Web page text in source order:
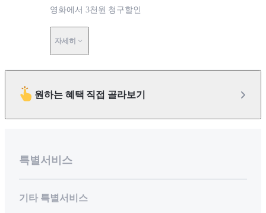
영화에서 3천원 청구할인
자세히
원하는 혜택 직접 골라보기
특별서비스
기타 특별서비스